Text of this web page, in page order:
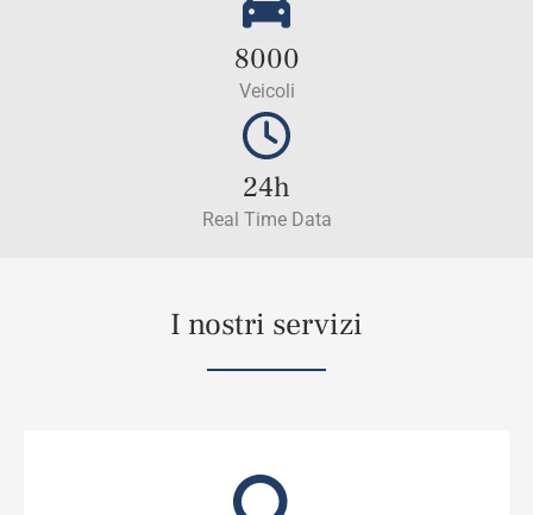
8000
Veicoli
24h
Real Time Data
I nostri servizi